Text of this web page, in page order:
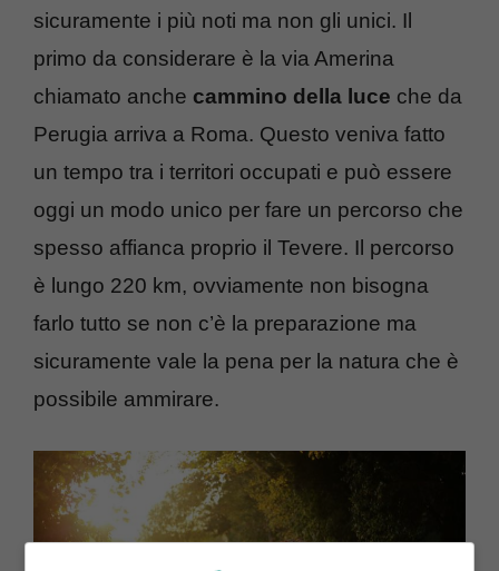
sicuramente i più noti ma non gli unici. Il
primo da considerare è la via Amerina
chiamato anche cammino della luce che da
Perugia arriva a Roma. Questo veniva fatto
un tempo tra i territori occupati e può essere
oggi un modo unico per fare un percorso che
spesso affianca proprio il Tevere. Il percorso
è lungo 220 km, ovviamente non bisogna
farlo tutto se non c’è la preparazione ma
sicuramente vale la pena per la natura che è
possibile ammirare.